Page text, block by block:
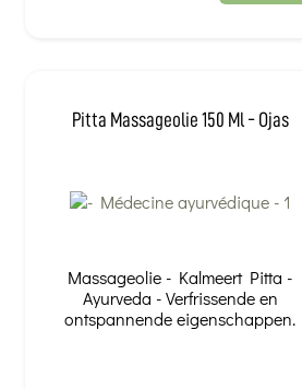
Pitta Massageolie 150 Ml - Ojas
Massageolie - Kalmeert Pitta -
Ayurveda - Verfrissende en
ontspannende eigenschappen.